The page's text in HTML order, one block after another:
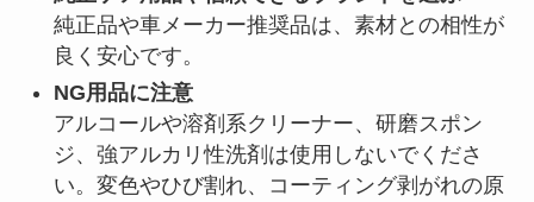
純正品や車メーカー推奨品は、素材との相性が
良く安心です。
NG用品に注意
アルコールや溶剤系クリーナー、研磨スポン
ジ、強アルカリ性洗剤は使用しないでくださ
い。変色やひび割れ、コーティング剥がれの原